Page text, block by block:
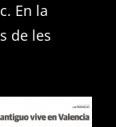
En la
de les